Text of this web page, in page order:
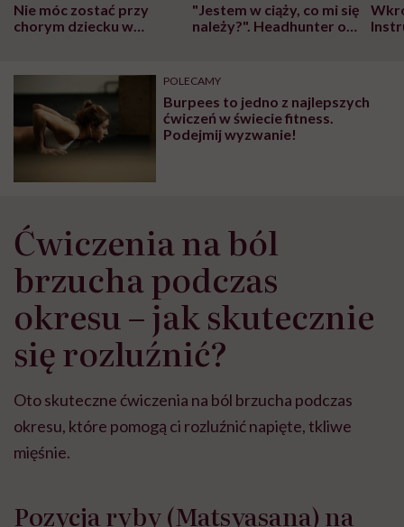
Nie móc zostać przy
chorym dziecku w
może chyba tylko
głupota i brak
wyobraźni"
"Jestem w ciąży, co mi się
należy?". Headhunter o
pracy
POLECAMY
Burpees to jedno z najlepszych
ćwiczeń w świecie fitness.
Podejmij wyzwanie!
Ćwiczenia na ból
brzucha podczas
okresu – jak skutecznie
się rozluźnić?
Oto skuteczne ćwiczenia na ból brzucha podczas
okresu, które pomogą ci rozluźnić napięte, tkliwe
mięśnie.
Pozycja ryby (Matsyasana) na